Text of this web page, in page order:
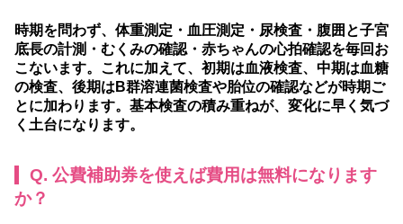
時期を問わず、体重測定・血圧測定・尿検査・腹囲と子宮
底長の計測・むくみの確認・赤ちゃんの心拍確認を毎回お
こないます。これに加えて、初期は血液検査、中期は血糖
の検査、後期はB群溶連菌検査や胎位の確認などが時期ご
とに加わります。基本検査の積み重ねが、変化に早く気づ
く土台になります。
Q. 公費補助券を使えば費用は無料になります
か？